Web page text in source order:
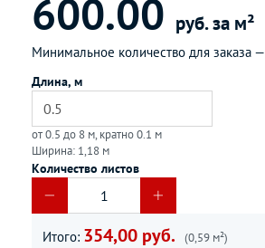
600.00 руб. за м²
Минимальное количество для заказа —
Длина, м
от 0.5 до 8 м, кратно 0.1 м
Ширина: 1,18 м
Количество листов
Итого: 354,00 руб. (0,59 м²)